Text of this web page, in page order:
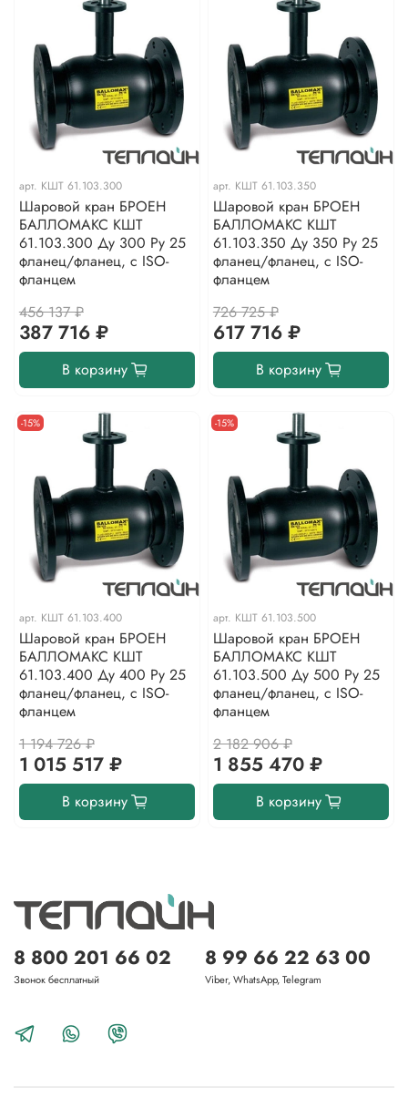
арт. КШТ 61.103.300
Шаровой кран БРОЕН
БАЛЛОМАКС КШТ
61.103.300 Ду 300 Ру 25
фланец/фланец, с ISO-
фланцем
456 137 ₽
387 716 ₽
В корзину
арт. КШТ 61.103.350
Шаровой кран БРОЕН
БАЛЛОМАКС КШТ
61.103.350 Ду 350 Ру 25
фланец/фланец, с ISO-
фланцем
726 725 ₽
617 716 ₽
В корзину
-15%
арт. КШТ 61.103.400
Шаровой кран БРОЕН
БАЛЛОМАКС КШТ
61.103.400 Ду 400 Ру 25
фланец/фланец, с ISO-
фланцем
1 194 726 ₽
1 015 517 ₽
В корзину
-15%
арт. КШТ 61.103.500
Шаровой кран БРОЕН
БАЛЛОМАКС КШТ
61.103.500 Ду 500 Ру 25
фланец/фланец, с ISO-
фланцем
2 182 906 ₽
1 855 470 ₽
В корзину
8 800 201 66 02
Звонок бесплатный
8 99 66 22 63 00
Viber, WhatsApp, Telegram